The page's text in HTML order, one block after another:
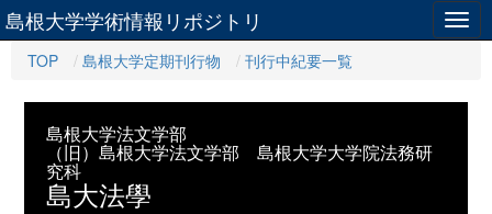
島根大学学術情報リポジトリ
TOP 島根大学定期刊行物 刊行中紀要一覧
島根大学法文学部
（旧）島根大学法文学部 島根大学大学院法務研
究科
島大法學